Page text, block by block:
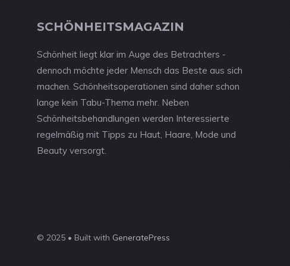
SCHÖNHEITSMAGAZIN
Schönheit liegt klar im Auge des Betrachters -
dennoch möchte jeder Mensch das Beste aus sich
machen. Schönheitsoperationen sind daher schon
lange kein Tabu-Thema mehr. Neben
Schönheitsbehandlungen werden Interessierte
regelmäßig mit Tipps zu Haut, Haare, Mode und
Beauty versorgt.
© 2025 • Built with GeneratePress